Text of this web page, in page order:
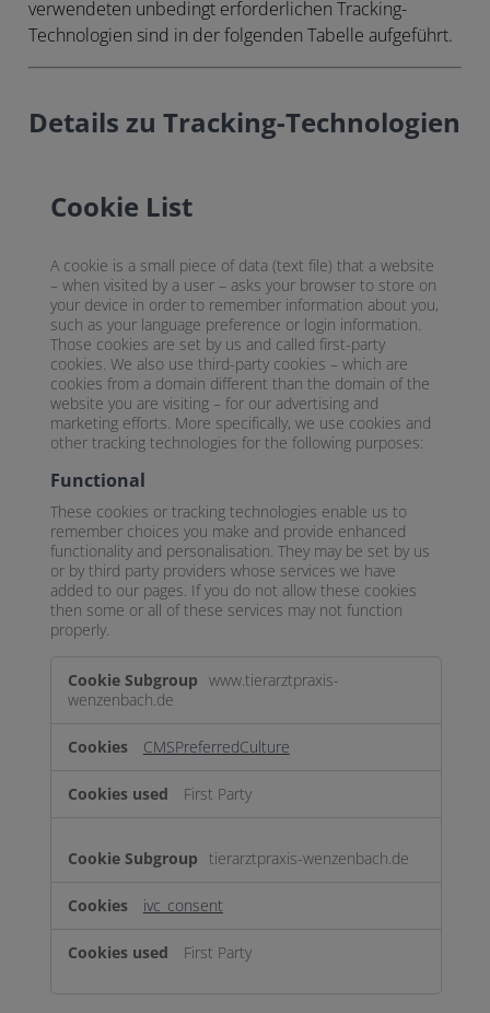
verwendeten unbedingt erforderlichen Tracking-
Technologien sind in der folgenden Tabelle aufgeführt.
Details zu Tracking-Technologien
Cookie List
A cookie is a small piece of data (text file) that a website
– when visited by a user – asks your browser to store on
your device in order to remember information about you,
such as your language preference or login information.
Those cookies are set by us and called first-party
cookies. We also use third-party cookies – which are
cookies from a domain different than the domain of the
website you are visiting – for our advertising and
marketing efforts. More specifically, we use cookies and
other tracking technologies for the following purposes:
Functional
These cookies or tracking technologies enable us to
remember choices you make and provide enhanced
functionality and personalisation. They may be set by us
or by third party providers whose services we have
added to our pages. If you do not allow these cookies
then some or all of these services may not function
properly.
www.tierarztpraxis-
wenzenbach.de
CMSPreferredCulture
First Party
tierarztpraxis-wenzenbach.de
ivc_consent
First Party